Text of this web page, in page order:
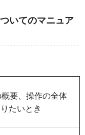
いてのマニュア
概要、操作の全体
たいとき